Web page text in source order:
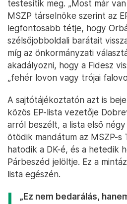
testesítik meg. „Most már
MSZP társelnöke szerint az
legfontosabb tétje, hogy
szélsőjobboldali barátait
míg az önkormányzati
akadályozni, hogy a Fidesz
„fehér lovon vagy trójai
A sajtótájékoztatón azt is
közös EP-lista vezetője
arról beszélt, a lista első
ötödik mandátum az MSZP-s
hatodik a DK-é, és a hetedik
Párbeszéd jelöltje. Ez a
lista egészén.
„Ez nem bedarálás,